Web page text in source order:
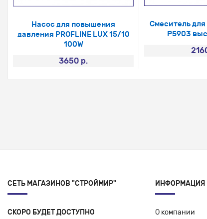
Насос для повышения
давления PROFLINE LUX 15/10
100W
3650 р.
Смеситель
Р5903
СЕТЬ МАГАЗИНОВ "СТРОЙМИР"
СКОРО БУДЕТ ДОСТУПНО
ИНФОРМАЦИЯ
О компании